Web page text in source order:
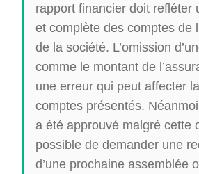
rapport financier doit refléter
et complète des comptes de
de la société. L’omission
comme le montant de
une erreur qui peut affecter
comptes présentés.
a été approuvé malgré cette
possible de demander une
d’une prochaine assemblée